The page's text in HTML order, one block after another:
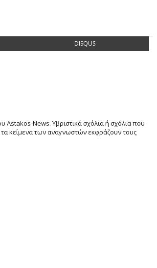
DISQUS
Astakos-News. Υβριστικά σχόλια ή σχόλια που
κείμενα των αναγνωστών εκφράζουν τους